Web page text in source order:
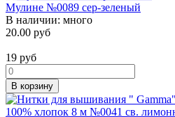
Мулине №0089 сер-зеленый
В наличии: много
20.00 руб
19 руб
В корзину